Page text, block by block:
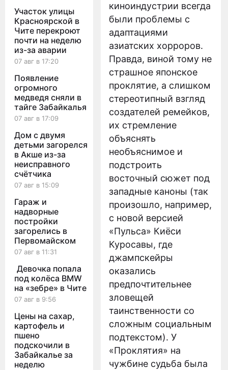
Участок улицы
Красноярской в
Чите перекроют
почти на неделю
из-за аварии
07 авг в 17:20
Появление
огромного
медведя сняли в
тайге Забайкалья
07 авг в 17:09
Дом с двумя
детьми загорелся
в Акше из-за
неисправного
счётчика
07 авг в 15:09
Гараж и
надворные
постройки
загорелись в
Первомайском
07 авг в 11:31
Девочка попала
под колёса BMW
на «зебре» в Чите
07 авг в 9:56
Цены на сахар,
картофель и
пшено
подскочили в
Забайкалье за
неделю
киноиндустрии всегда
были проблемы с
адаптациями
азиатских хорроров.
Правда, виной тому не
страшное японское
проклятие, а слишком
стереотипный взгляд
создателей ремейков,
их стремление
объяснять
необъяснимое и
подстроить
восточный сюжет под
западные каноны (так
произошло, например,
с новой версией
«Пульса» Киёси
Куросавы, где
джампскейры
оказались
предпочтительнее
зловещей
таинственности со
сложным социальным
подтекстом). У
«Проклятия» на
чужбине судьба была